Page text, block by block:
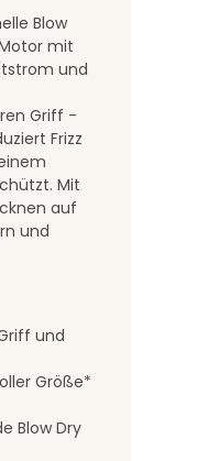
Blow
mit
und
Griff -
Frizz
Mit
auf
und
und
Größe*
Blow Dry